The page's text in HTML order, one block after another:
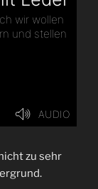
zu sehr